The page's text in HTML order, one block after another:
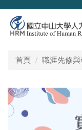
跳
到
主
首頁 職涯先修